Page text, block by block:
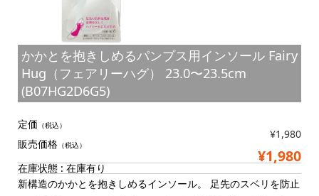
かかとを抱きしめるパンプス用インソール Fairy
Hug（フェアリーハグ） 23.0〜23.5cm
(B07HG2D6G5)
定価 （税込）
¥1,980
販売価格（税込）
¥1,980
在庫状態 : 在庫有り
新構造のかかとを抱きしめるインソール。 足先のスベリを防止